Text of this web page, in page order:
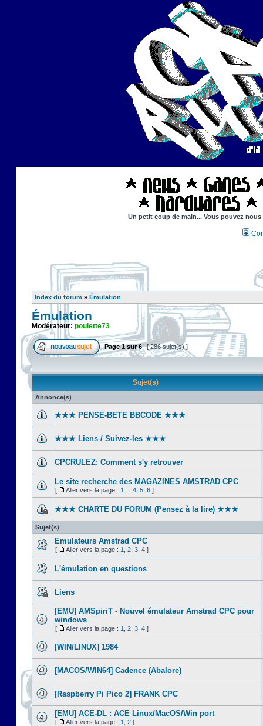
Un petit coup de main... Vous pouvez
Index du forum » Émulation
Émulation
Modérateur: poulette73
Page1sur6 [ 286 sujet(s) ]
Sujet(s)
Annonce(s)
★★★ PENSE-BETE BBCODE ★★★
★★★ Liens / Suivez-les ★★★
CPCRULEZ: Comment s'y retrouver‎
Le site recherche des MAGAZINES AMSTRAD CPC
[ Aller vers la page : 1 4 5 6 ]
★★★ CHARTE DU FORUM (Pensez à la lire) ★★★
Sujet(s)
Emulateurs Amstrad CPC
[ Aller vers la page : 1 2 3 4 ]
L'émulation en questions
Liens
[EMU] AMSpiriT - Nouvel émulateur Amstrad CPC pour
windows
[ Aller vers la page : 1 2 3 4 ]
[WIN/LINUX] 1984
[MACOS/WIN64] Cadence (Abalore)
[Raspberry Pi Pico 2] FRANK CPC
[EMU] ACE-DL : ACE Linux/MacOS/Win port
[ Aller vers la page : 1 2 ]